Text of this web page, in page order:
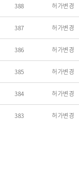
388 허가변경
387 허가변경
386 허가변경
385 허가변경
384 허가변경
383 허가변경